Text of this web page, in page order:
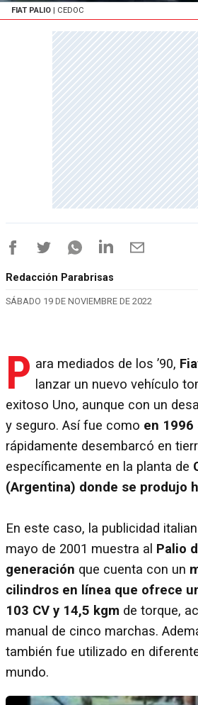
FIAT PALIO | CEDOC
Redacción Parabrisas
SÁBADO 19 DE NOVIEMBRE DE 2022
P ara mediados de los ’90,
lanzar un nuevo vehículo
exitoso Uno, aunque con un
y seguro. Así fue como en 1996
rápidamente desembarcó en
específicamente en la planta de
(Argentina) donde se produjo
En este caso, la publicidad
mayo de 2001 muestra al Palio
generación que cuenta con un
cilindros en línea que ofrece
103 CV y 14,5 kgm de torque,
manual de cinco marchas.
también fue utilizado en
mundo.